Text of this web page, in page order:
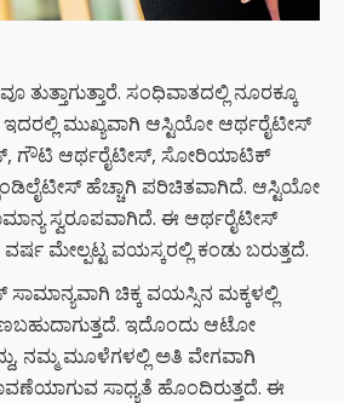
ಸಂಧಿವಾತದಲ್ಲಿ ನೂರಕ್ಕೂ
ಮುಖ್ಯವಾಗಿ ಆಸ್ಟಿಯೋ ಆರ್ಥರೈಟೀಸ್
ಗೌಟಿ ಆರ್ಥರೈಟೀಸ್, ಸೋರಿಯಾಟಿಕ್
ಹೆಚ್ಚಾಗಿ ಪರಿಚಿತವಾಗಿದೆ. ಆಸ್ಟಿಯೋ
ಸ್ವರೂಪವಾಗಿದೆ. ಈ ಆರ್ಥರೈಟೀಸ್
ಮೇಲ್ಪಟ್ಟ ವಯಸ್ಕರಲ್ಲಿ ಕಂಡು ಬರುತ್ತದೆ.
ಚಿಕ್ಕ ವಯಸ್ಸಿನ ಮಕ್ಕಳಲ್ಲಿ
ಇದೊಂದು ಆಟೋ
ನಮ್ಮ ಮೂಳೆಗಳಲ್ಲಿ ಅತಿ ವೇಗವಾಗಿ
ಸಾಧ್ಯತೆ ಹೊಂದಿರುತ್ತದೆ. ಈ